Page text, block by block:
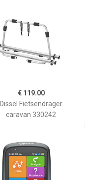
€ 119.00
Dissel Fietsendrager
caravan 330242